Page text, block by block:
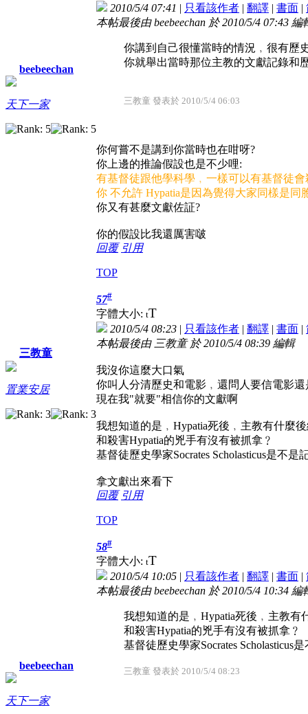
beebeechan
天下一家
2010/5/4 07:41 | 只看該作者 | 翻譯 | 書面 |
本帖最後由 beebeechan 於 2010/5/4 07:43 編
你講到自己很懂當時的情況﹐很有歷
你就舉出當時那位主教的文獻記錄和
三教童 發表於 2010/5/4 06:03
你何嘗不是講到你當時也在咁呀?
你上邊的推論假設也是不少哩:
有基督徒跟他學科學﹐一樣可以有基督徒會
你 不允許 Hypatia是因為覺得大家同樣是同
你又有甚麼文獻佐証?
你的假設比我還厲害啵
回覆 引用
TOP
三教童
置業安居
57#
字體大小: tT
2010/5/4 08:23 | 只看該作者 | 翻譯 | 書面 |
本帖最後由 三教童 於 2010/5/4 08:39 編輯
我沒你這麼大口氣
你叫人分清歷史和電影﹐還問人要信電影還
現在我"就要"相信你的文獻啊
我想知道的是﹐Hypatia死後﹐主教有什麼
和殺害Hypatia的兇手有沒有被抓拿﹖
基督徒歷史學家Socrates Scholasticus是不
拿文獻出來看下
回覆 引用
TOP
beebeechan
天下一家
58#
字體大小: tT
2010/5/4 10:05 | 只看該作者 | 翻譯 | 書面 |
本帖最後由 beebeechan 於 2010/5/4 10:34 編
我想知道的是﹐Hypatia死後﹐主教
和殺害Hypatia的兇手有沒有被抓拿﹖
基督徒歷史學家Socrates Scholasticus
三教童 發表於 2010/5/4 08:23